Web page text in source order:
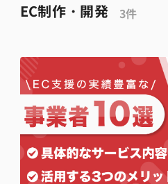
EC制作・開発 3件